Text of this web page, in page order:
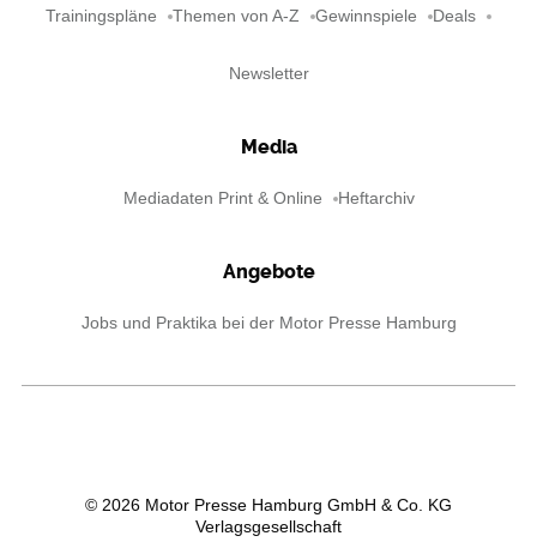
Trainingspläne Themen von A-Z Gewinnspiele Deals
Newsletter
Media
Mediadaten Print & Online Heftarchiv
Angebote
Jobs und Praktika bei der Motor Presse Hamburg
© 2026 Motor Presse Hamburg GmbH & Co. KG
Verlagsgesellschaft